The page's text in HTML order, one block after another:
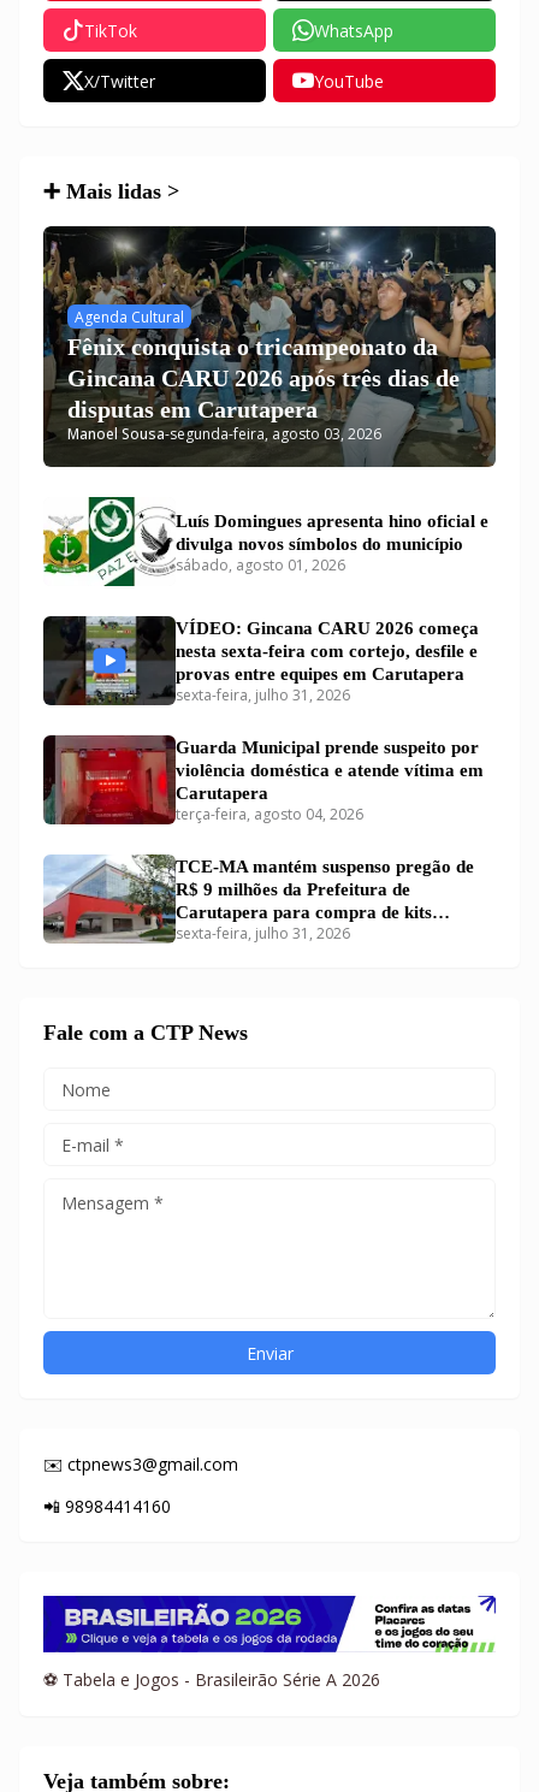
TikTok WhatsApp
X/Twitter YouTube
➕ Mais lidas >
Agenda Cultural
Fênix conquista o tricampeonato da
Gincana CARU 2026 após três dias de
disputas em Carutapera
Manoel Sousa-segunda-feira, agosto 03, 2026
Luís Domingues apresenta hino oficial e
divulga novos símbolos do município
sábado, agosto 01, 2026
VÍDEO: Gincana CARU 2026 começa
nesta sexta-feira com cortejo, desfile e
provas entre equipes em Carutapera
sexta-feira, julho 31, 2026
Guarda Municipal prende suspeito por
violência doméstica e atende vítima em
Carutapera
terça-feira, agosto 04, 2026
TCE-MA mantém suspenso pregão de
R$ 9 milhões da Prefeitura de
Carutapera para compra de kits
educacionais
sexta-feira, julho 31, 2026
Fale com a CTP News
✉️ ctpnews3@gmail.com
📲 98984414160
⚽ Tabela e Jogos - Brasileirão Série A 2026
Veja também sobre: